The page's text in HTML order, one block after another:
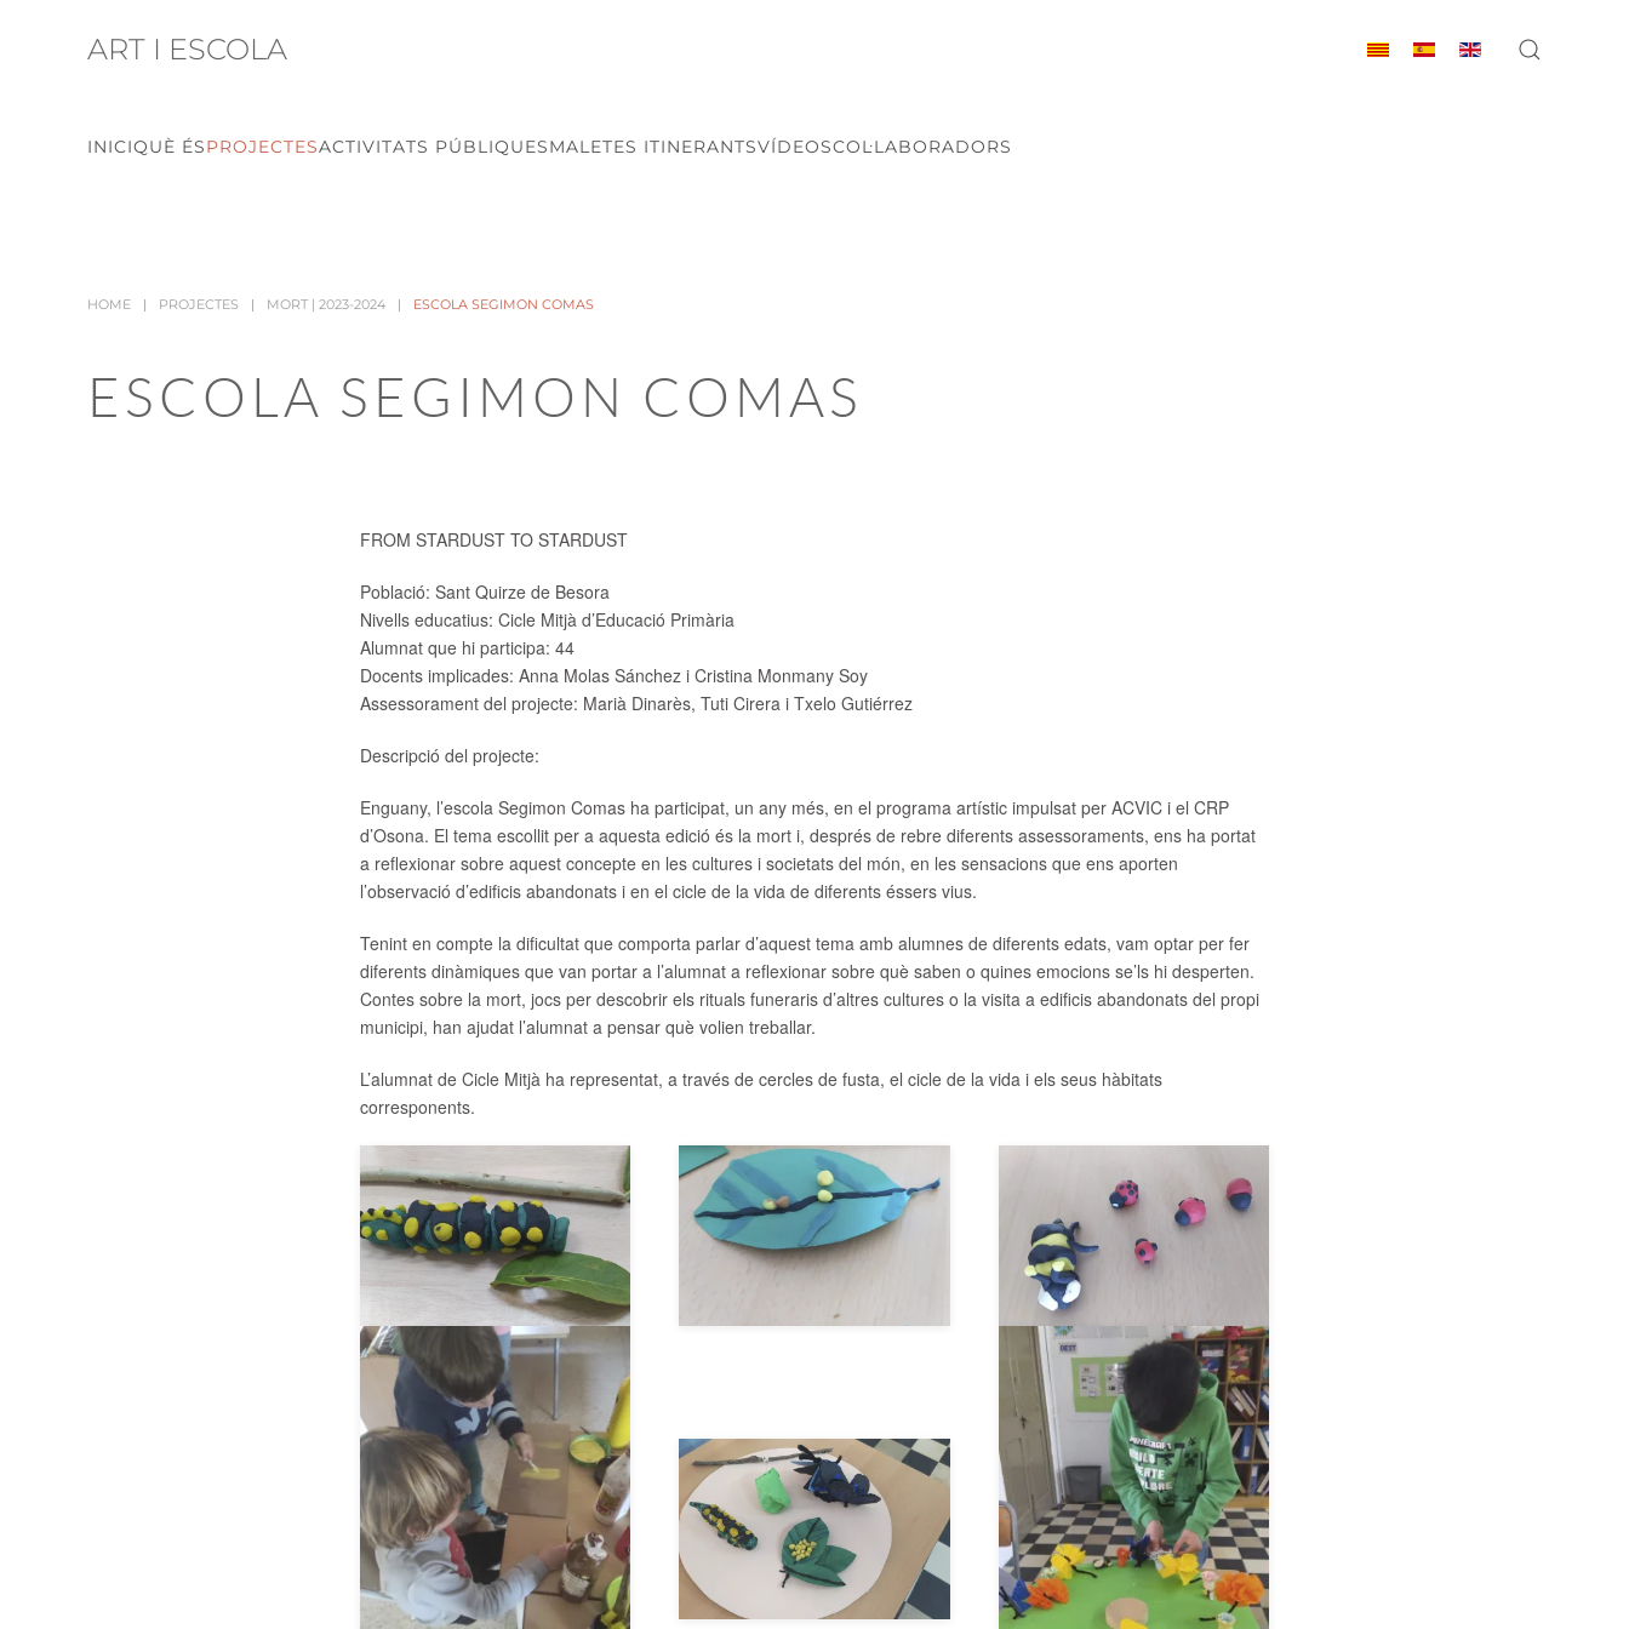
Skip to main content
ART I ESCOLA
INICIQUÈ ÉSPROJECTESACTIVITATS PÚBLIQUESMALETES ITINERANTSVÍDEOSCOL·LABORADORS
HOME PROJECTES MORT | 2023-2024 ESCOLA SEGIMON COMAS
ESCOLA SEGIMON COMAS
FROM STARDUST TO STARDUST
Població: Sant Quirze de Besora
Nivells educatius: Cicle Mitjà d’Educació Primària
Alumnat que hi participa: 44
Docents implicades: Anna Molas Sánchez i Cristina Monmany Soy
Assessorament del projecte: Marià Dinarès, Tuti Cirera i Txelo Gutiérrez
Descripció del projecte:
Enguany, l’escola Segimon Comas ha participat, un any més, en el programa artístic impulsat per ACVIC i el CRP
d’Osona. El tema escollit per a aquesta edició és la mort i, després de rebre diferents assessoraments, ens ha portat
a reflexionar sobre aquest concepte en les cultures i societats del món, en les sensacions que ens aporten
l’observació d’edificis abandonats i en el cicle de la vida de diferents éssers vius.
Tenint en compte la dificultat que comporta parlar d’aquest tema amb alumnes de diferents edats, vam optar per fer
diferents dinàmiques que van portar a l’alumnat a reflexionar sobre què saben o quines emocions se’ls hi desperten.
Contes sobre la mort, jocs per descobrir els rituals funeraris d’altres cultures o la visita a edificis abandonats del propi
municipi, han ajudat l’alumnat a pensar què volien treballar.
L’alumnat de Cicle Mitjà ha representat, a través de cercles de fusta, el cicle de la vida i els seus hàbitats
corresponents.
__AMPLIAR__ __AMPLIAR__ __AMPLIAR__
__AMPLIAR__ __AMPLIAR__ __AMPLIAR__